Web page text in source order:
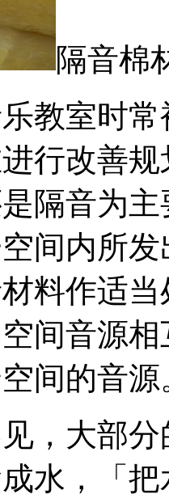
隔音棉
教室时
行改善
隔音为
间内所
料作适
间音源
间的音源
，大部
水，「